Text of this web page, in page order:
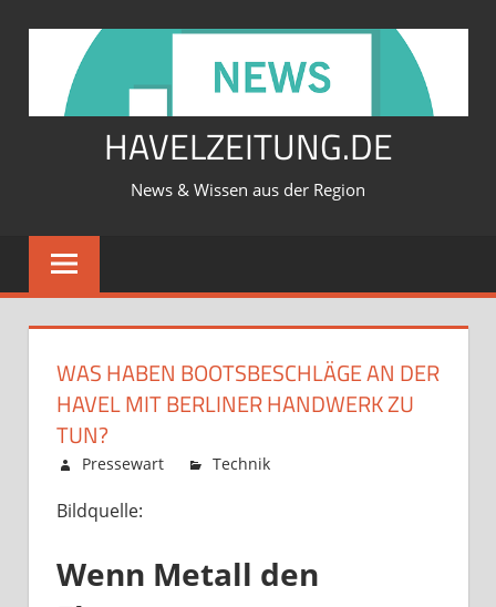
springen
HAVELZEITUNG.DE
News & Wissen aus der Region
WAS HABEN BOOTSBESCHLÄGE AN DER
HAVEL MIT BERLINER HANDWERK ZU
TUN?
Februar 12, 2026
Pressewart Technik
Bildquelle:
Wenn Metall den